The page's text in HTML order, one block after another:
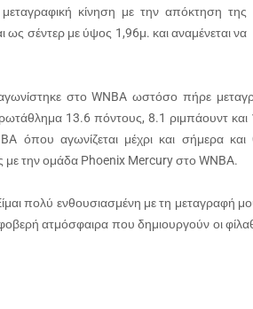
κίνηση με την απόκτηση της
ως σέντερ με ύψος 1,96μ. και αναμένεται να
στο WNBA ωστόσο πήρε
13.6 πόντους, 8.1 ριμπάουντ
όπου αγωνίζεται μέχρι και σήμερα
με την ομάδα Phoenix Mercury στο WNBA.
πολύ ενθουσιασμένη με τη μεταγραφή
ατμόσφαιρα που δημιουργούν οι